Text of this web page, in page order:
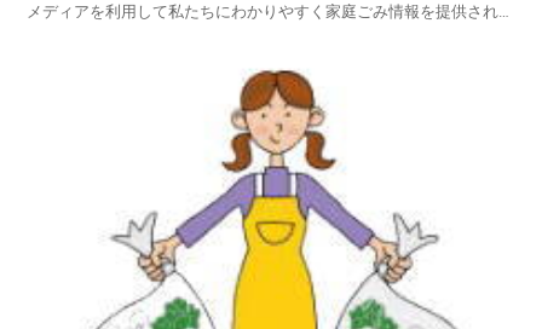
メディアを利用して私たちにわかりやすく家庭ごみ情報を提供されて
でご活用いただければ幸いです。平成25年4月1日から...